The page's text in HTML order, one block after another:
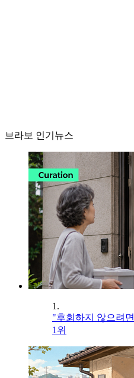
브라보 인기뉴스
1.
"후회하지 않으려
1위